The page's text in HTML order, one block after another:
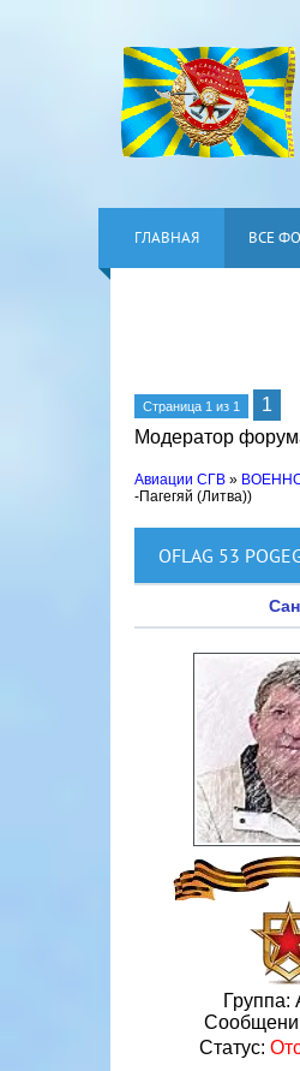
ГЛАВНАЯ ВСЕ
Страница 1 из 1
1
Модератор
Авиации СГВ »
-Пагегяй (Литва))
OFLAG 53
Группа:
Статус: